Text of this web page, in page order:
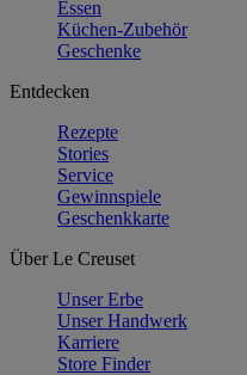
Essen
Küchen-Zubehör
Geschenke
Entdecken
Rezepte
Stories
Service
Gewinnspiele
Geschenkkarte
Über Le Creuset
Unser Erbe
Unser Handwerk
Karriere
Store Finder